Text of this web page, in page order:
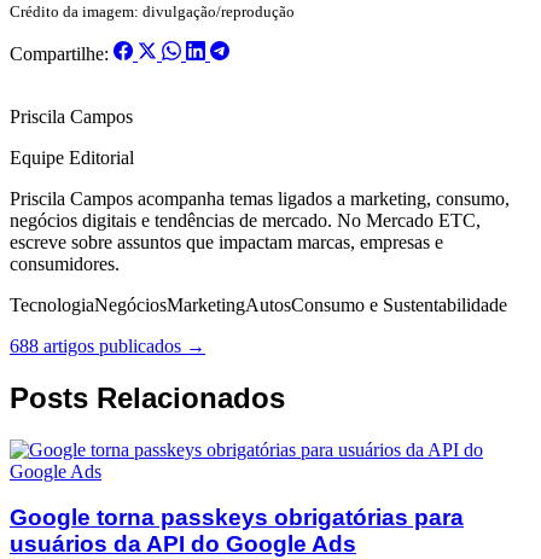
Crédito da imagem: divulgação/reprodução
Compartilhe:
Priscila Campos
Equipe Editorial
Priscila Campos acompanha temas ligados a marketing, consumo,
negócios digitais e tendências de mercado. No Mercado ETC,
escreve sobre assuntos que impactam marcas, empresas e
consumidores.
TecnologiaNegóciosMarketingAutosConsumo e Sustentabilidade
688 artigos publicados →
Posts Relacionados
Google torna passkeys obrigatórias para
usuários da API do Google Ads